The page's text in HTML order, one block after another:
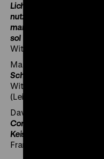
Lichtenbergers deudsch
nutzlichen vorrede vnd
man die selbige vnd der
sol
Wittenberg: Hans Lufft,
Martin Luther [Übers.]:
Schrifft deudsch
Wittenberg: Hans Lufft,
(Leipzig: Foerster, 1934)
David Chyträus:
Confession Wie sie
Keiser Carolo V.
Frankfurt a. M.: Georg